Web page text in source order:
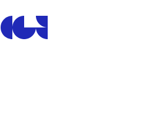
Centre de la Gravure et